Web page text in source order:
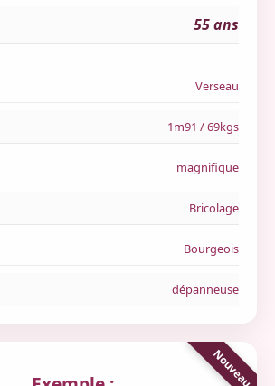
55 ans
Verseau
1m91 / 69kgs
magnifique
Bricolage
Bourgeois
dépanneuse